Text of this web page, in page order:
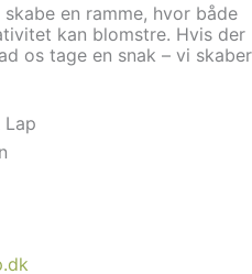
en ramme, hvor både
kan blomstre. Hvis der
os tage en snak – vi skaber